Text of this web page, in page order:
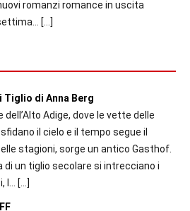
romanzi romance in uscita
[…]
Tiglio di Anna Berg
dell’Alto Adige, dove le vette delle
il cielo e il tempo segue il
stagioni, sorge un antico Gasthof.
di un tiglio secolare si intrecciano i
[…]